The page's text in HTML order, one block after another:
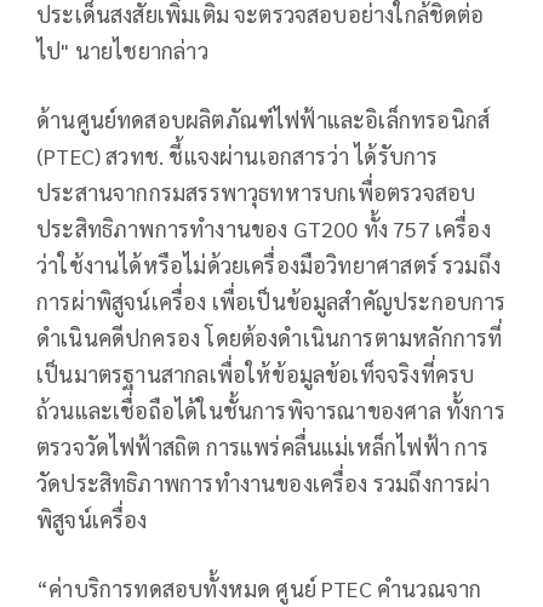
ประเด็นสงสัยเพิ่มเติม จะตรวจสอบอย่างใกล้ชิดต่อ
ไป" นายไชยากล่าว
ด้านศูนย์ทดสอบผลิตภัณฑ์ไฟฟ้าและอิเล็กทรอนิกส์
(PTEC) สวทช. ชี้แจงผ่านเอกสารว่า ได้รับการ
ประสานจากกรมสรรพาวุธทหารบกเพื่อตรวจสอบ
ประสิทธิภาพการทำงานของ GT200 ทั้ง 757 เครื่อง
ว่าใช้งานได้หรือไม่ด้วยเครื่องมือวิทยาศาสตร์ รวมถึง
การผ่าพิสูจน์เครื่อง เพื่อเป็นข้อมูลสำคัญประกอบการ
ดำเนินคดีปกครอง โดยต้องดำเนินการตามหลักการที่
เป็นมาตรฐานสากลเพื่อให้ข้อมูลข้อเท็จจริงที่ครบ
ถ้วนและเชื่อถือได้ในชั้นการพิจารณาของศาล ทั้งการ
ตรวจวัดไฟฟ้าสถิต การแพร่คลื่นแม่เหล็กไฟฟ้า การ
วัดประสิทธิภาพการทำงานของเครื่อง รวมถึงการผ่า
พิสูจน์เครื่อง
“ค่าบริการทดสอบทั้งหมด ศูนย์ PTEC คำนวณจาก